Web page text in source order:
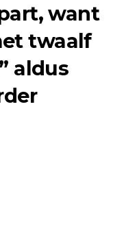
want
twaalf
aldus